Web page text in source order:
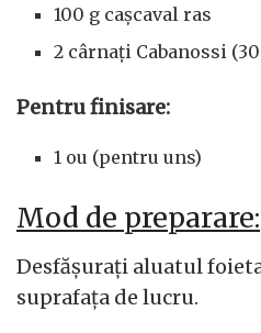
100 g cașcaval ras
2 cârnați Cabanossi
Pentru finisare:
1 ou (pentru uns)
Mod de preparare:
Desfășurați aluatul
suprafața de lucru.